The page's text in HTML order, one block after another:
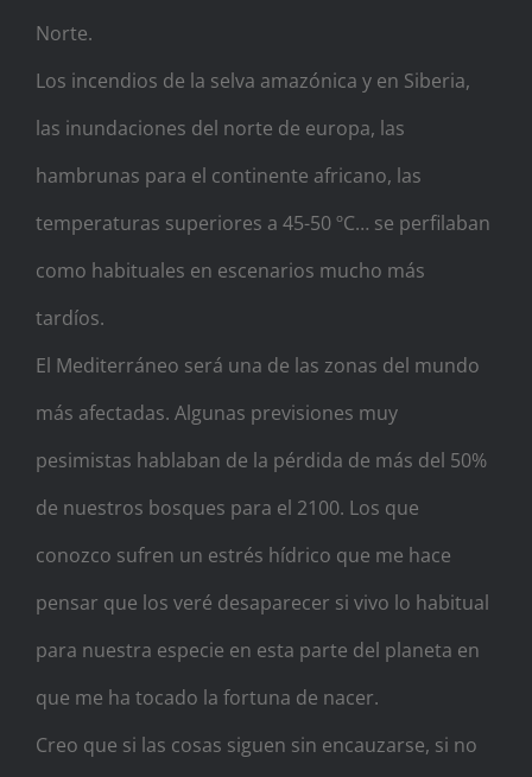
Norte.
Los incendios de la selva amazónica y en Siberia,
las inundaciones del norte de europa, las
hambrunas para el continente africano, las
temperaturas superiores a 45-50 ºC… se perfilaban
como habituales en escenarios mucho más
tardíos.
El Mediterráneo será una de las zonas del mundo
más afectadas. Algunas previsiones muy
pesimistas hablaban de la pérdida de más del 50%
de nuestros bosques para el 2100. Los que
conozco sufren un estrés hídrico que me hace
pensar que los veré desaparecer si vivo lo habitual
para nuestra especie en esta parte del planeta en
que me ha tocado la fortuna de nacer.
Creo que si las cosas siguen sin encauzarse, si no